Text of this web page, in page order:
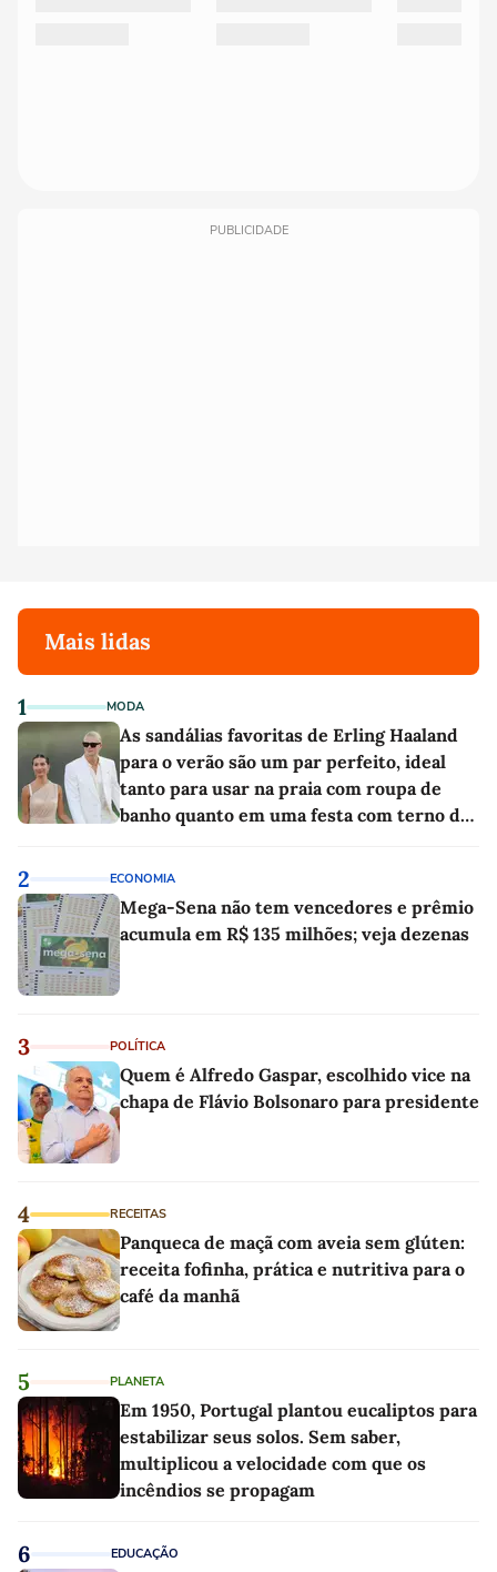
PUBLICIDADE
Mais lidas
1 MODA
As sandálias favoritas de Erling Haaland
para o verão são um par perfeito, ideal
tanto para usar na praia com roupa de
banho quanto em uma festa com terno de
2 ECONOMIA
Mega-Sena não tem vencedores e prêmio
acumula em R$ 135 milhões; veja dezenas
3 POLÍTICA
Quem é Alfredo Gaspar, escolhido vice na
chapa de Flávio Bolsonaro para presidente
4 RECEITAS
Panqueca de maçã com aveia sem glúten:
receita fofinha, prática e nutritiva para o
café da manhã
5 PLANETA
Em 1950, Portugal plantou eucaliptos para
estabilizar seus solos. Sem saber,
multiplicou a velocidade com que os
incêndios se propagam
6 EDUCAÇÃO